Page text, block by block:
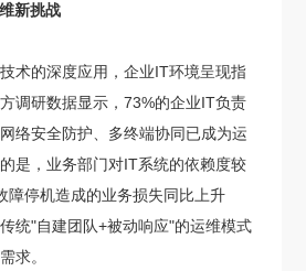
新挑战
术的深度应用，企业IT环境呈现指
调研数据显示，73%的企业IT负责
络安全防护、多终端协同已成为运
是，业务部门对IT系统的依赖度较
障停机造成的业务损失同比上升
统"自建团队+被动响应"的运维模式
求。